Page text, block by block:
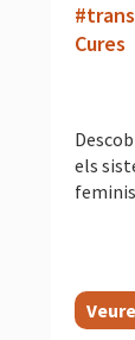
Cures
els